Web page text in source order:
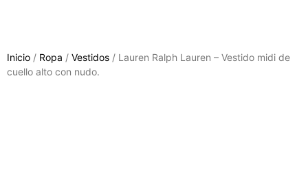
Inicio / Ropa / Vestidos / Lauren Ralph Lauren – Vestido midi de
cuello alto con nudo.